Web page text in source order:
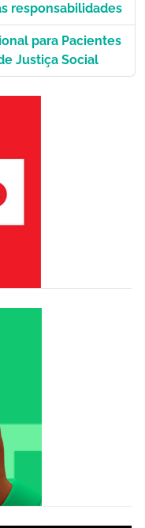
responsabilidades
para Pacientes
Justiça Social